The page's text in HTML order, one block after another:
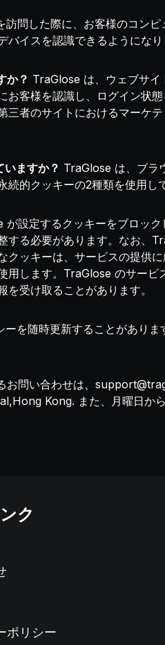
訪問した際に、お客様のコン
イスを認識できるようになり
か？ TraGlose は、ウェブサイ
お客様を認識し、ログイン
三者のサイトにおけるマーケ
ますか？ TraGlose は、ブラ
的クッキーの2種類を使用し
が設定するクッキーをブロッ
する必要があります。なお、
ッキーは、サービスの提供
用します。TraGlose のサー
受け取ることがあります。
を随時更新することがあり
問い合わせは、
Kong. また、月曜日か
ク
ポリシー